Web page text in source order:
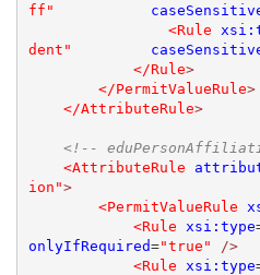
ff"
<Rule
dent"
</Rule>
</PermitValueRule>
</AttributeRule>
<!--
<AttributeRule
ion">
<PermitValueRule
<Rule
xsi:type
onlyIfRequired="true"
/>
<Rule
xsi:type